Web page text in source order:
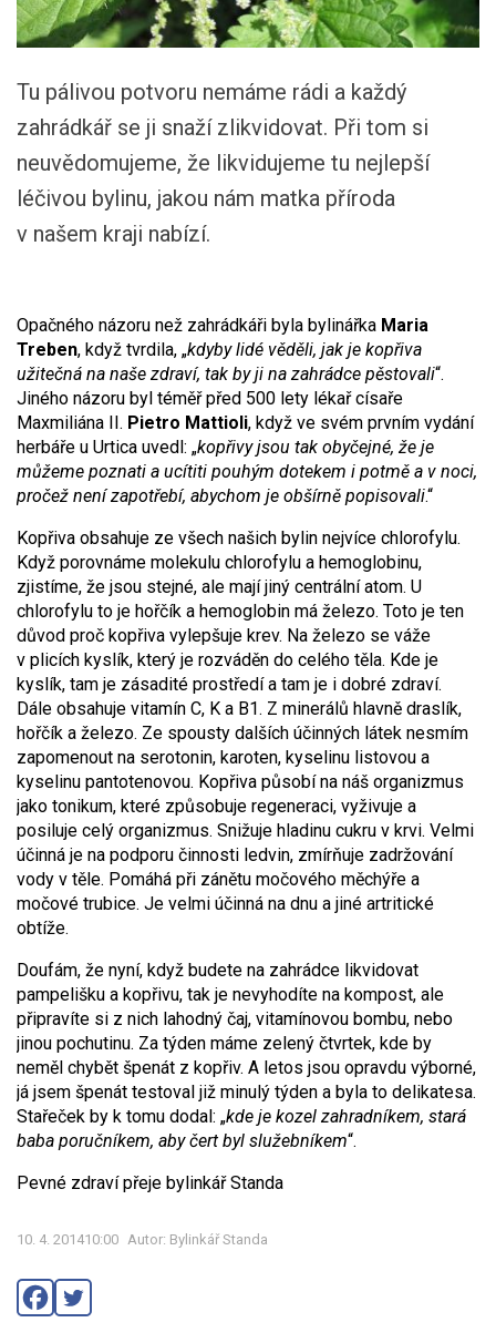
Tu pálivou potvoru nemáme rádi a každý
zahrádkář se ji snaží zlikvidovat. Při tom si
neuvědomujeme, že likvidujeme tu nejlepší
léčivou bylinu, jakou nám matka příroda
v našem kraji nabízí.
Opačného názoru než zahrádkáři byla bylinářka Maria
Treben, když tvrdila, „kdyby lidé věděli, jak je kopřiva
užitečná na naše zdraví, tak by ji na zahrádce pěstovali“.
Jiného názoru byl téměř před 500 lety lékař císaře
Maxmiliána II. Pietro Mattioli, když ve svém prvním vydání
herbáře u Urtica uvedl: „kopřivy jsou tak obyčejné, že je
můžeme poznati a ucítiti pouhým dotekem i potmě a v noci,
pročež není zapotřebí, abychom je obšírně popisovali.“
Kopřiva obsahuje ze všech našich bylin nejvíce chlorofylu.
Když porovnáme molekulu chlorofylu a hemoglobinu,
zjistíme, že jsou stejné, ale mají jiný centrální atom. U
chlorofylu to je hořčík a hemoglobin má železo. Toto je ten
důvod proč kopřiva vylepšuje krev. Na železo se váže
v plicích kyslík, který je rozváděn do celého těla. Kde je
kyslík, tam je zásadité prostředí a tam je i dobré zdraví.
Dále obsahuje vitamín C, K a B1. Z minerálů hlavně draslík,
hořčík a železo. Ze spousty dalších účinných látek nesmím
zapomenout na serotonin, karoten, kyselinu listovou a
kyselinu pantotenovou. Kopřiva působí na náš organizmus
jako tonikum, které způsobuje regeneraci, vyživuje a
posiluje celý organizmus. Snižuje hladinu cukru v krvi. Velmi
účinná je na podporu činnosti ledvin, zmírňuje zadržování
vody v těle. Pomáhá při zánětu močového měchýře a
močové trubice. Je velmi účinná na dnu a jiné artritické
obtíže.
Doufám, že nyní, když budete na zahrádce likvidovat
pampelišku a kopřivu, tak je nevyhodíte na kompost, ale
připravíte si z nich lahodný čaj, vitamínovou bombu, nebo
jinou pochutinu. Za týden máme zelený čtvrtek, kde by
neměl chybět špenát z kopřiv. A letos jsou opravdu výborné,
já jsem špenát testoval již minulý týden a byla to delikatesa.
Stařeček by k tomu dodal: „kde je kozel zahradníkem, stará
baba poručníkem, aby čert byl služebníkem“.
Pevné zdraví přeje bylinkář Standa
10. 4. 201410:00 Autor: Bylinkář Standa